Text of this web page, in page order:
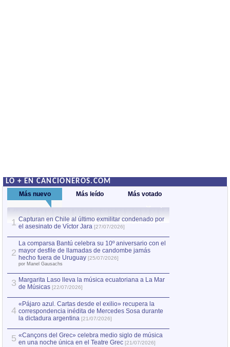
LO + EN CANCIONEROS.COM
Más nuevo Más leído Más votado
1 Capturan en Chile al último exmilitar condenado por
el asesinato de Víctor Jara [27/07/2026]
2
La comparsa Bantú celebra su 10º aniversario con el
mayor desfile de llamadas de candombe jamás
hecho fuera de Uruguay [25/07/2026]
por Manel Gausachs
3 Margarita Laso lleva la música ecuatoriana a La Mar
de Músicas [22/07/2026]
4
«Pájaro azul. Cartas desde el exilio» recupera la
correspondencia inédita de Mercedes Sosa durante
la dictadura argentina [21/07/2026]
5 «Cançons del Grec» celebra medio siglo de música
en una noche única en el Teatre Grec [21/07/2026]